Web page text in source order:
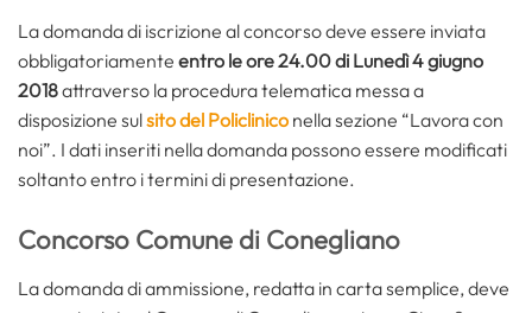
La domanda di iscrizione al concorso deve essere inviata
obbligatoriamente entro le ore 24.00 di Lunedì 4 giugno
2018attraverso la procedura telematica messa a
disposizione sulsito del Policlinico nella sezione “Lavora con
noi”. I dati inseriti nella domanda possono essere modificati
soltanto entro i termini di presentazione.
Concorso Comune di Conegliano
La domanda di ammissione, redatta in carta semplice, deve